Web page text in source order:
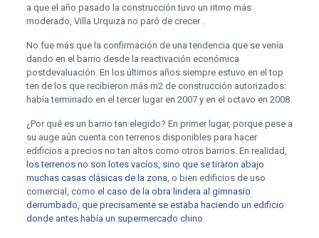
a que el año pasado la construcción tuvo un ritmo más
moderado, Villa Urquiza no paró de crecer .
No fue más que la confirmación de una tendencia que se venía
dando en el barrio desde la reactivación económica
postdevaluación. En los últimos años siempre estuvo en el top
ten de los que recibieron más m2 de construcción autorizados:
había terminado en el tercer lugar en 2007 y en el octavo en 2008.
¿Por qué es un barrio tan elegido? En primer lugar, porque pese a
su auge aún cuenta con terrenos disponibles para hacer
edificios a precios no tan altos como otros barrios. En realidad,
los terrenos no son lotes vacíos, sino que se tiraron abajo
muchas casas clásicas de la zona, o bien edificios de uso
comercial, como el caso de la obra lindera al gimnasio
derrumbado, que precisamente se estaba haciendo un edificio
donde antes había un supermercado chino.